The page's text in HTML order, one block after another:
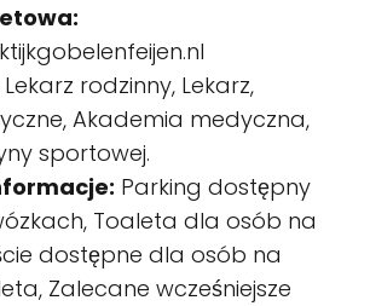
Lekarz rodzinny, Lekarz,
Akademia medyczna,
sportowej.
Parking dostępny
Toaleta dla osób na
dostępne dla osób na
Zalecane wcześniejsze